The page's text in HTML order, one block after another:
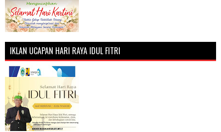
IKLAN UCAPAN HARI RAYA IDUL FITRI